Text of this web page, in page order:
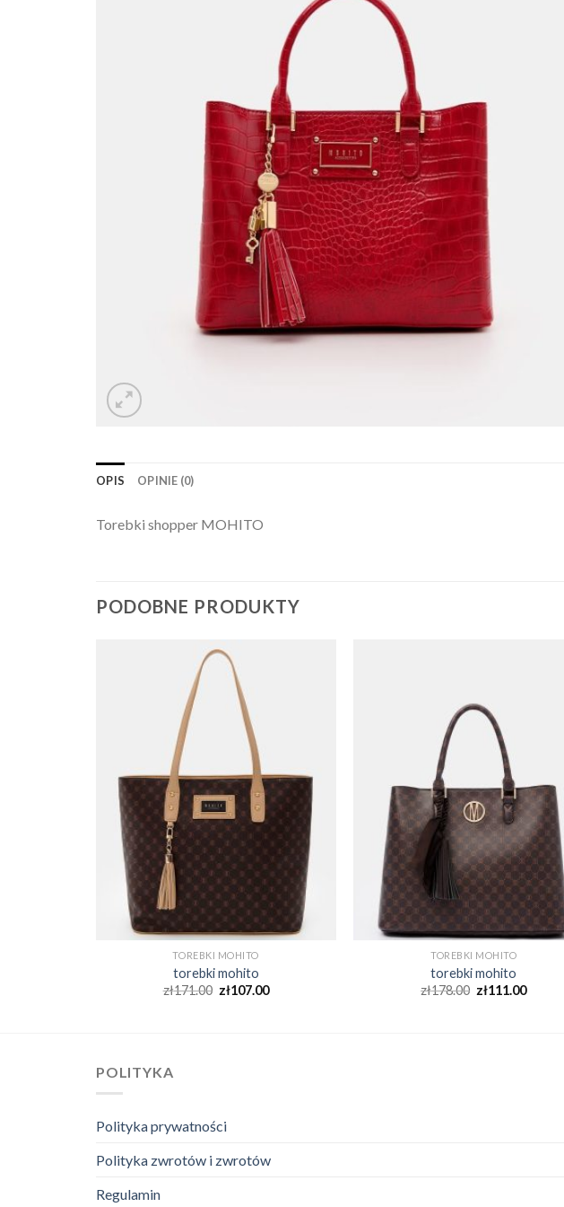
OPIS OPINIE (0)
Torebki shopper MOHITO
PODOBNE PRODUKTY
TOREBKI MOHITO
torebki mohito
zł171.00 zł107.00
TOREBKI MOHITO
torebki mohito
zł178.00 zł111.00
POLITYKA
Polityka prywatności
Polityka zwrotów i zwrotów
Regulamin